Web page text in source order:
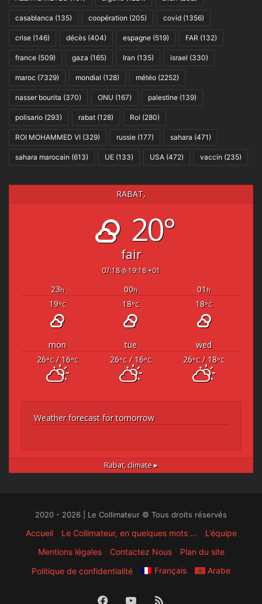
casablanca (135) coopération (205) covid (1356)
crise (146) décès (404) espagne (519) FAR (132)
france (509) gaza (165) Iran (135) israel (330)
maroc (7329) mondial (128) météo (2252)
nasser bourita (370) ONU (167) palestine (139)
polisario (293) rabat (128) Roi (280)
ROI MOHAMMED VI (329) russie (177) sahara (471)
sahara marocain (613) UE (133) USA (472) vaccin (235)
RABAT,
20°
fair
07:18 19:18 +01
23h 00h 01 h
19°C 18°C 18°C
mon tue
wed
26°C/ 16°C 26°C/ 16°C 26°C/ 18°C
Weather forecast for tomorrow
Rabat, climate ▸
2020 - 2026 | Le Collimateur © Tous droits réservés
Accueil Le Collimateur, en quelques mots …
L’équipe
Mentions légales
Contactez Nous
Plan du site
Politique de confidentialité
Français Arabe
FacebookYouTube